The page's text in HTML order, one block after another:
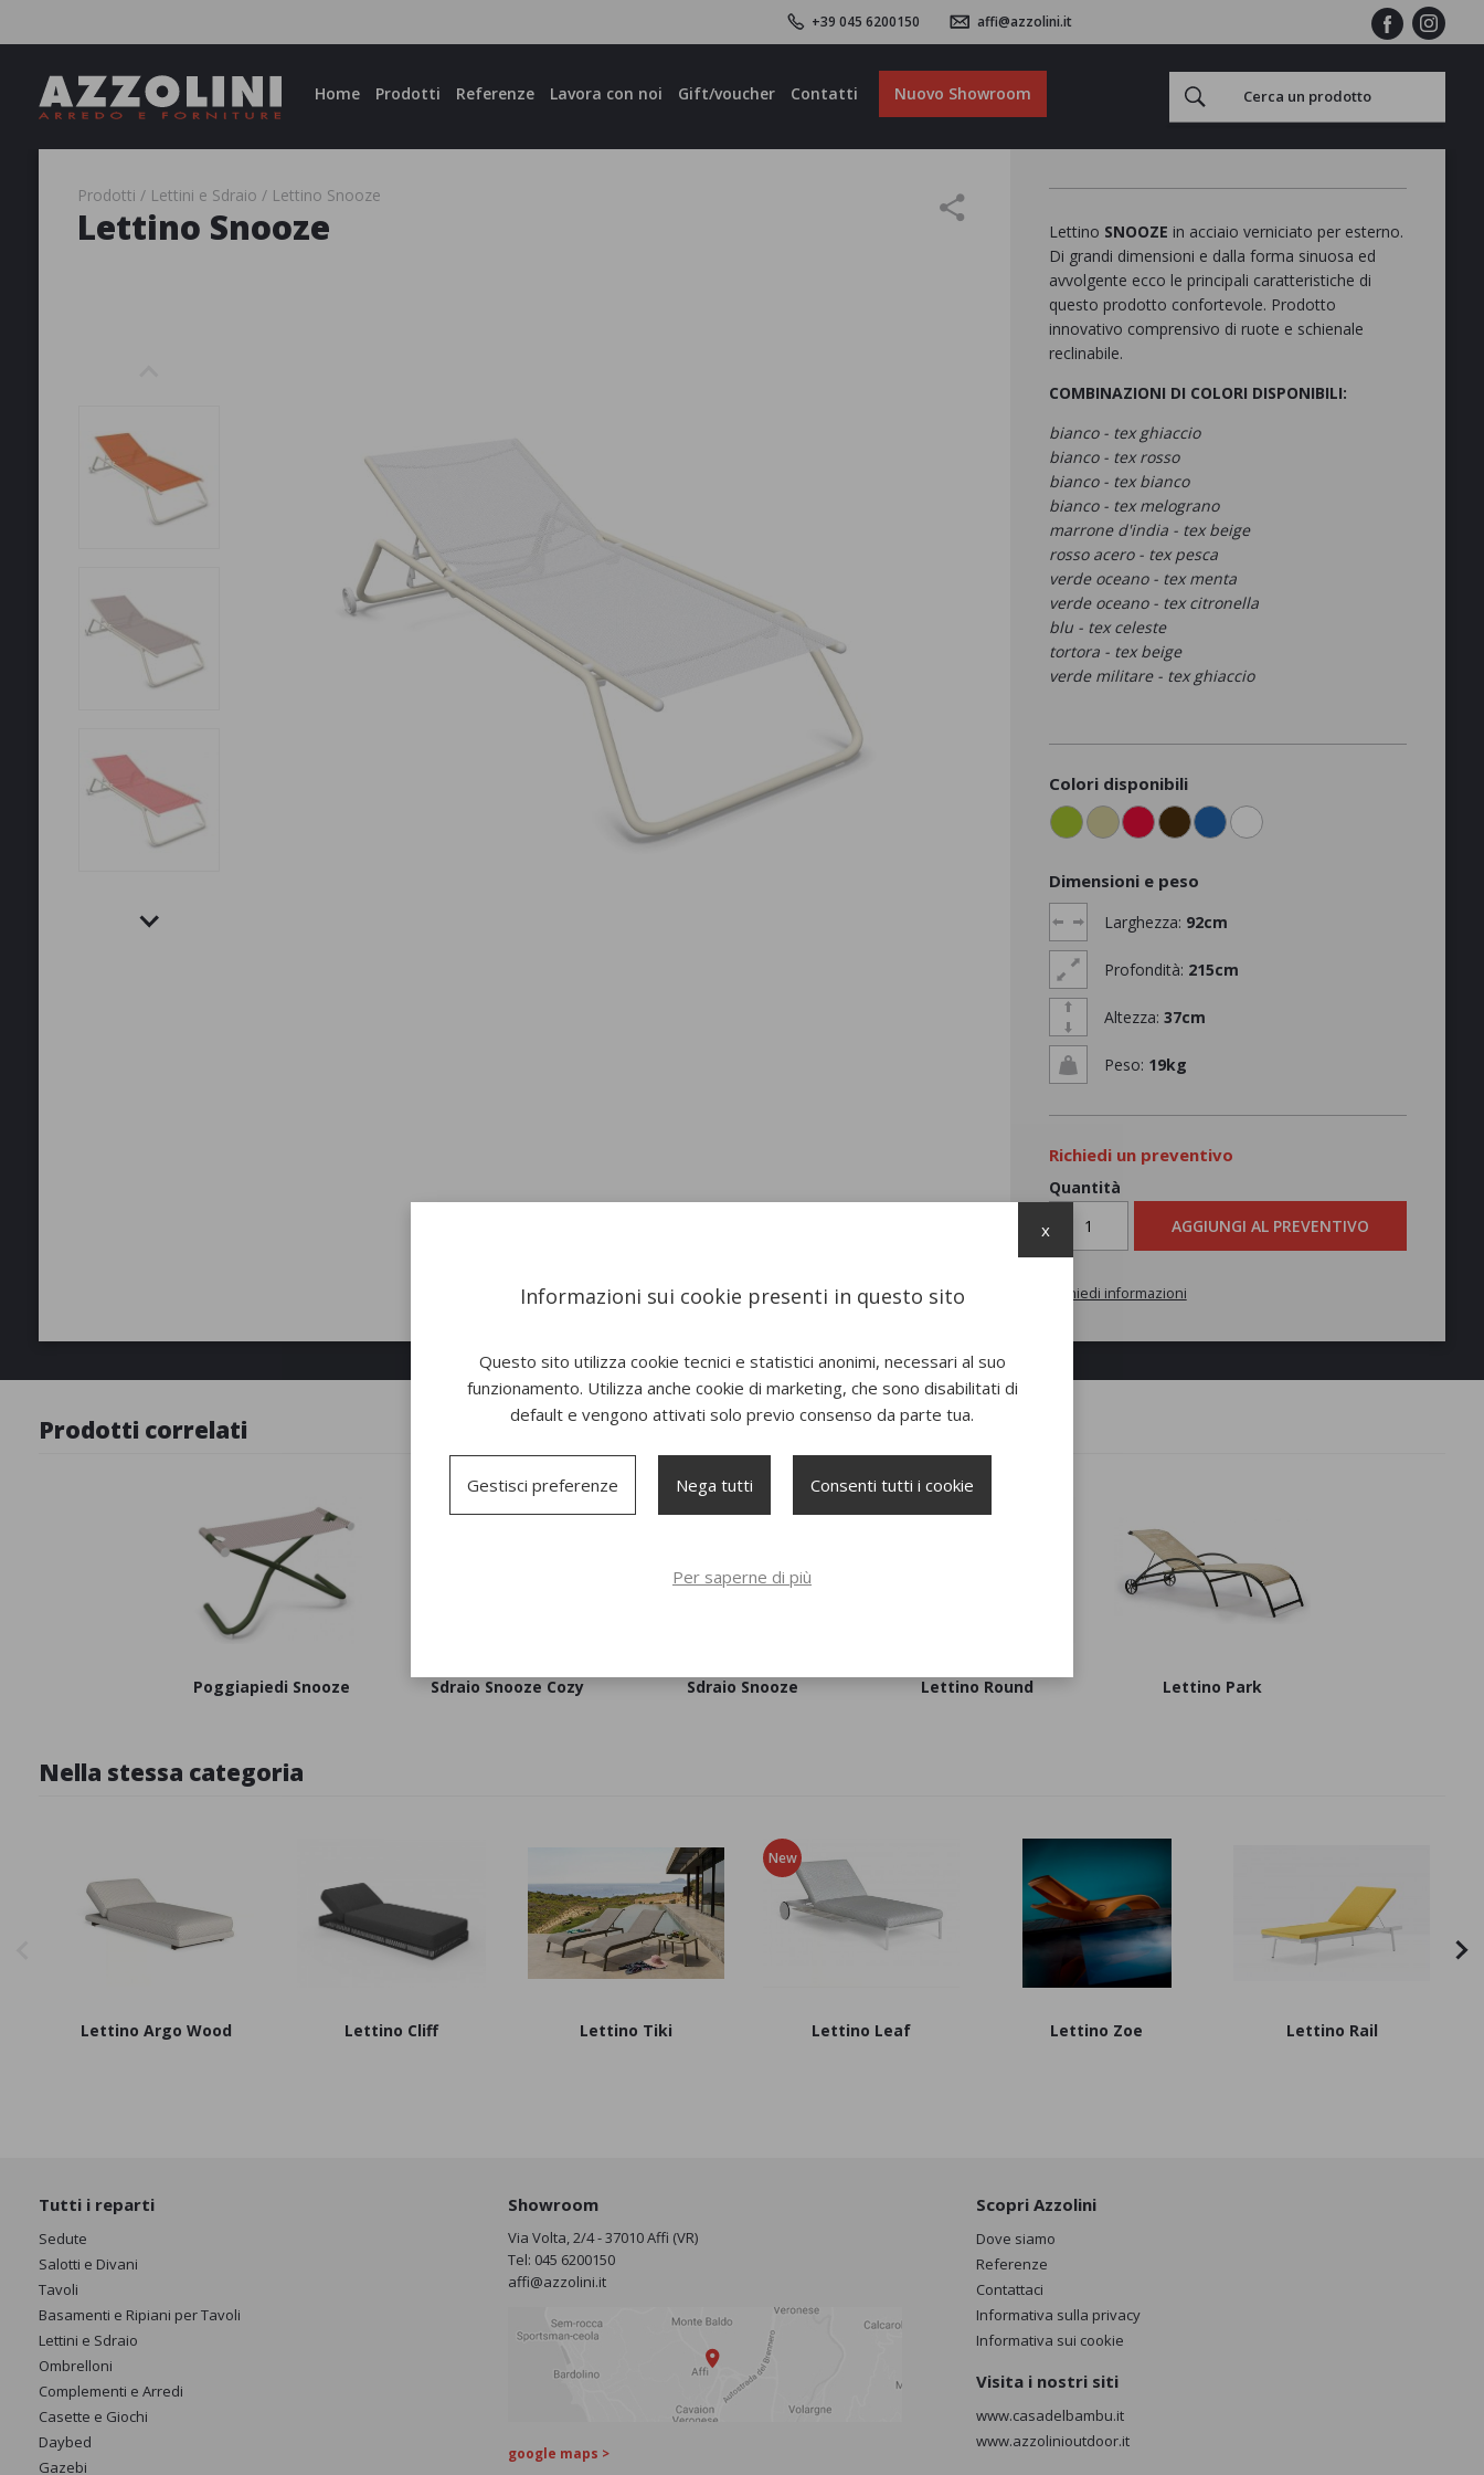
+39 045 6200150 affi@azzolini.it
Home Prodotti Referenze Lavora con noi Gift/voucher Contatti Nuovo Showroom
Prodotti Lettini e Sdraio Lettino Snooze
Lettino Snooze Lettino SNOOZE in acciaio verniciato per esterno.
Di grandi dimensioni e dalla forma sinuosa ed
avvolgente ecco le principali caratteristiche di
questo prodotto confortevole. Prodotto
innovativo comprensivo di ruote e schienale
reclinabile.
COMBINAZIONI DI COLORI DISPONIBILI:
bianco - tex ghiaccio
bianco - tex rosso
bianco - tex bianco
bianco - tex melograno
marrone d'india - tex beige
rosso acero - tex pesca
verde oceano - tex menta
verde oceano - tex citronella
blu - tex celeste
tortora - tex beige
verde militare - tex ghiaccio
Colori disponibili
Dimensioni e peso
Larghezza: 92cm
Profondità: 215cm
Altezza: 37cm
Peso: 19kg
Richiedi un preventivo
Quantità
AGGIUNGI AL PREVENTIVO
Richiedi informazioni
Prodotti correlati
Poggiapiedi Snooze Sdraio Snooze Cozy Sdraio Snooze Lettino Round Lettino Park
Nella stessa categoria
Lettino Argo Wood Lettino Cliff Lettino Tiki
New
Lettino Leaf Lettino Zoe Lettino Rail
Tutti i reparti
Sedute
Salotti e Divani
Tavoli
Basamenti e Ripiani per Tavoli
Lettini e Sdraio
Ombrelloni
Complementi e Arredi
Casette e Giochi
Daybed
Gazebi
Showroom
Via Volta, 2/4 - 37010 Affi (VR)
Tel: 045 6200150
affi@azzolini.it
google maps >
Scopri Azzolini
Dove siamo
Referenze
Contattaci
Informativa sulla privacy
Informativa sui cookie
Visita i nostri siti
www.casadelbambu.it
www.azzolinioutdoor.it
Informazioni sui cookie presenti in questo sito
Questo sito utilizza cookie tecnici e statistici anonimi, necessari al suo
funzionamento. Utilizza anche cookie di marketing, che sono disabilitati di
default e vengono attivati solo previo consenso da parte tua.
Gestisci preferenze Nega tutti Consenti tutti i cookie
Per saperne di più
x